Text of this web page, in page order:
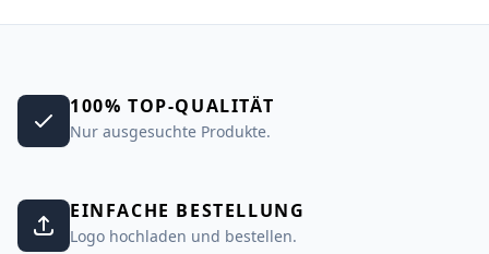
100% TOP-QUALITÄT
Nur ausgesuchte Produkte.
EINFACHE BESTELLUNG
Logo hochladen und bestellen.